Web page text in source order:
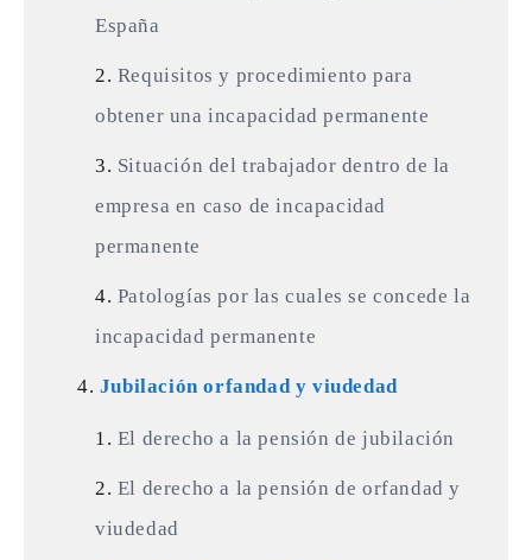
España
Requisitos y procedimiento para
obtener una incapacidad permanente
Situación del trabajador dentro de la
empresa en caso de incapacidad
permanente
Patologías por las cuales se concede la
incapacidad permanente
Jubilación orfandad y viudedad
El derecho a la pensión de jubilación
El derecho a la pensión de orfandad y
viudedad